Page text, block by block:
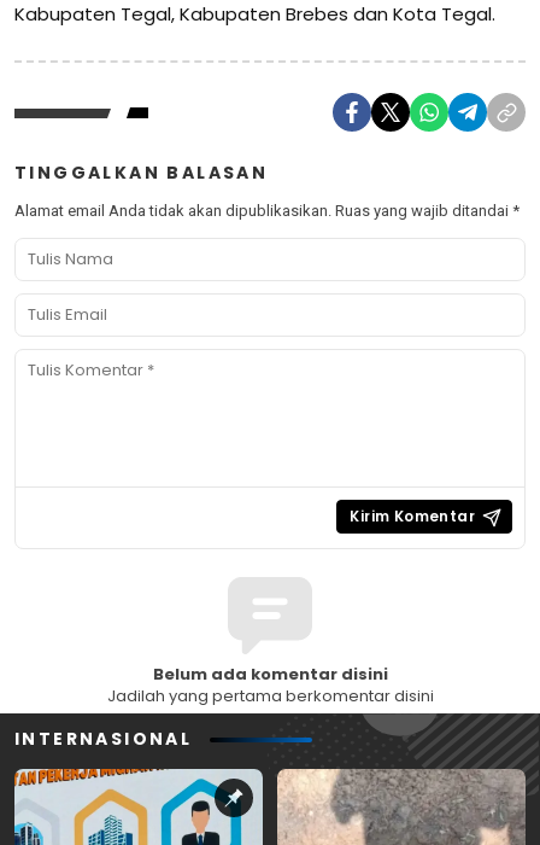
Kabupaten Tegal, Kabupaten Brebes dan Kota Tegal.
TINGGALKAN BALASAN
Alamat email Anda tidak akan dipublikasikan. Ruas yang wajib ditandai *
Belum ada komentar disini
Jadilah yang pertama berkomentar disini
INTERNASIONAL